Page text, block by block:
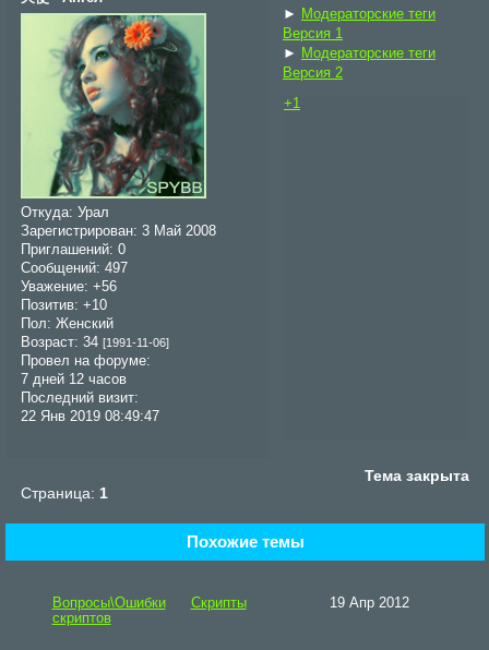
Откуда: Урал
Зарегистрирован: 3 Май 2008
Приглашений: 0
Сообщений: 497
Уважение: +56
Позитив: +10
Пол: Женский
Возраст: 34 [1991-11-06]
Провел на форуме:
7 дней 12 часов
Последний визит:
22 Янв 2019 08:49:47
►
Модераторские теги
Версия 1
►
Модераторские теги
Версия 2
+1
Тема закрыта
Страница: 1
Похожие темы
Вопросы\Ошибки
скриптов
Скрипты 19 Апр 2012